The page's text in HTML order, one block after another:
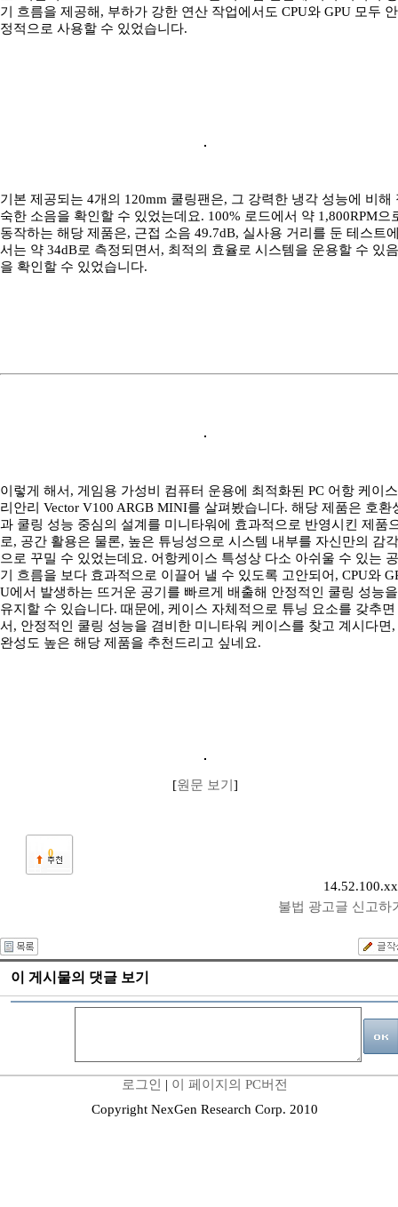
기 흐름을 제공해, 부하가 강한 연산 작업에서도 CPU와 GPU 모두 안
정적으로 사용할 수 있었습니다.
기본 제공되는 4개의 120mm 쿨링팬은, 그 강력한 냉각 성능에 비해
숙한 소음을 확인할 수 있었는데요. 100% 로드에서 약 1,800RPM으
동작하는 해당 제품은, 근접 소음 49.7dB, 실사용 거리를 둔 테스트
서는 약 34dB로 측정되면서, 최적의 효율로 시스템을 운용할 수 있음
을 확인할 수 있었습니다.
이렇게 해서, 게임용 가성비 컴퓨터 운용에 최적화된 PC 어항 케이스
리안리 Vector V100 ARGB MINI를 살펴봤습니다. 해당 제품은 호환
과 쿨링 성능 중심의 설계를 미니타워에 효과적으로 반영시킨 제품
로, 공간 활용은 물론, 높은 튜닝성으로 시스템 내부를 자신만의 감각
으로 꾸밀 수 있었는데요. 어항케이스 특성상 다소 아쉬울 수 있는 공
기 흐름을 보다 효과적으로 이끌어 낼 수 있도록 고안되어, CPU와
U에서 발생하는 뜨거운 공기를 빠르게 배출해 안정적인 쿨링 성능을
유지할 수 있습니다. 때문에, 케이스 자체적으로 튜닝 요소를 갖추면
서, 안정적인 쿨링 성능을 겸비한 미니타워 케이스를 찾고 계시다면,
완성도 높은 해당 제품을 추천드리고 싶네요.
[원문 보기 ]
0
불법 광고글 신고하
이 게시물의 댓글 보기
로그인 | 이 페이지의 PC버전
Copyright NexGen Research Corp. 2010